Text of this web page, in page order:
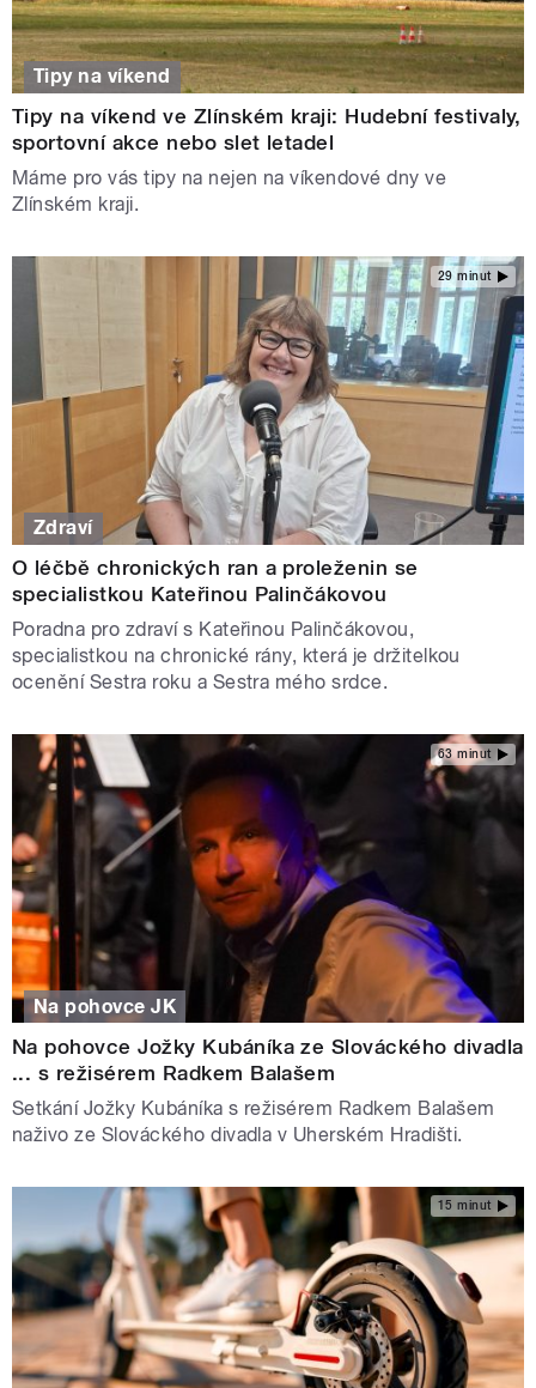
Tipy na víkend
Tipy na víkend ve Zlínském kraji: Hudební festivaly,
sportovní akce nebo slet letadel
Máme pro vás tipy na nejen na víkendové dny ve
Zlínském kraji.
29 minut
Zdraví
O léčbě chronických ran a proleženin se
specialistkou Kateřinou Palinčákovou
Poradna pro zdraví s Kateřinou Palinčákovou,
specialistkou na chronické rány, která je držitelkou
ocenění Sestra roku a Sestra mého srdce.
63 minut
Na pohovce JK
Na pohovce Jožky Kubáníka ze Slováckého divadla
... s režisérem Radkem Balašem
Setkání Jožky Kubáníka s režisérem Radkem Balašem
naživo ze Slováckého divadla v Uherském Hradišti.
15 minut